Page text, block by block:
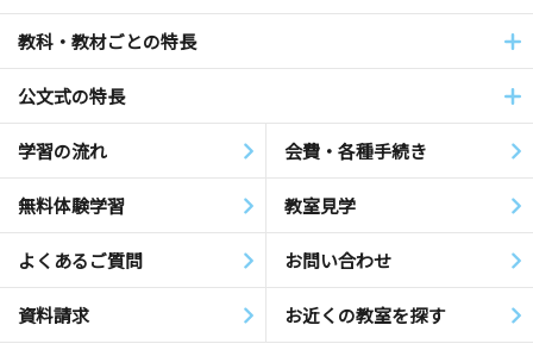
教科・教材ごとの特長
公文式の特長
学習の流れ 会費・各種手続き
無料体験学習 教室見学
よくあるご質問 お問い合わせ
資料請求 お近くの教室を探す